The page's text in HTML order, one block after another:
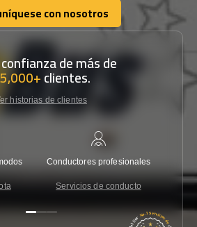
con nosotros
con nosotros
de más de
clientes.
historias de clientes
Conductores profesionales
Servicios de conducto